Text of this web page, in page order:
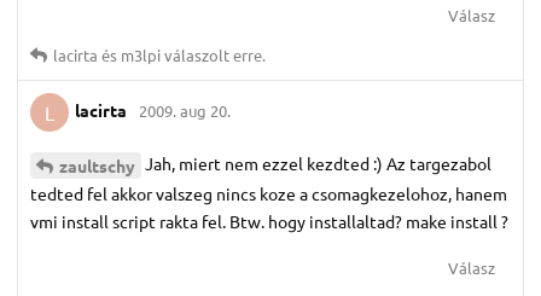
Válasz
lacirta és m3lpiválaszolt erre.
L lacirta 2009. aug 20.
zaultschy Jah, miert nem ezzel kezdted :) Az targezabol
tedted fel akkor valszeg nincs koze a csomagkezelohoz, hanem
vmi install script rakta fel. Btw. hogy installaltad? make install ?
Válasz